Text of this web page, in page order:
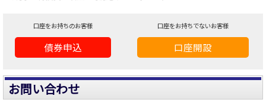
口座をお持ちのお客様
債券申込
口座をお持ちでないお客様
口座開設
お問い合わせ